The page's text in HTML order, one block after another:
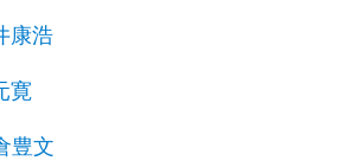
康浩
寛
豊文